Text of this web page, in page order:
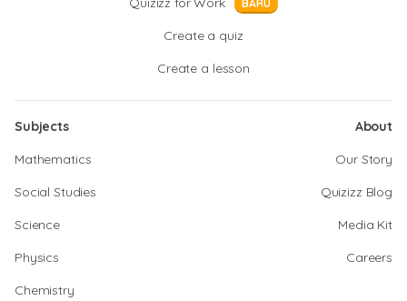
BARU
Create a quiz
Create a lesson
Subjects
Mathematics
Social Studies
Science
Physics
Chemistry
About
Our Story
Quizizz Blog
Media Kit
Careers